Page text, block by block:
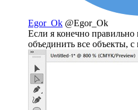
Egor_Ok @Egor_Ok
Если я конечно правильно
объединить все объекты,